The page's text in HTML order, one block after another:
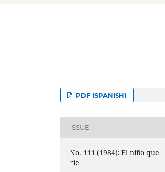
PDF (SPANISH)
ISSUE
No. 111 (1984): El niño que
ríe